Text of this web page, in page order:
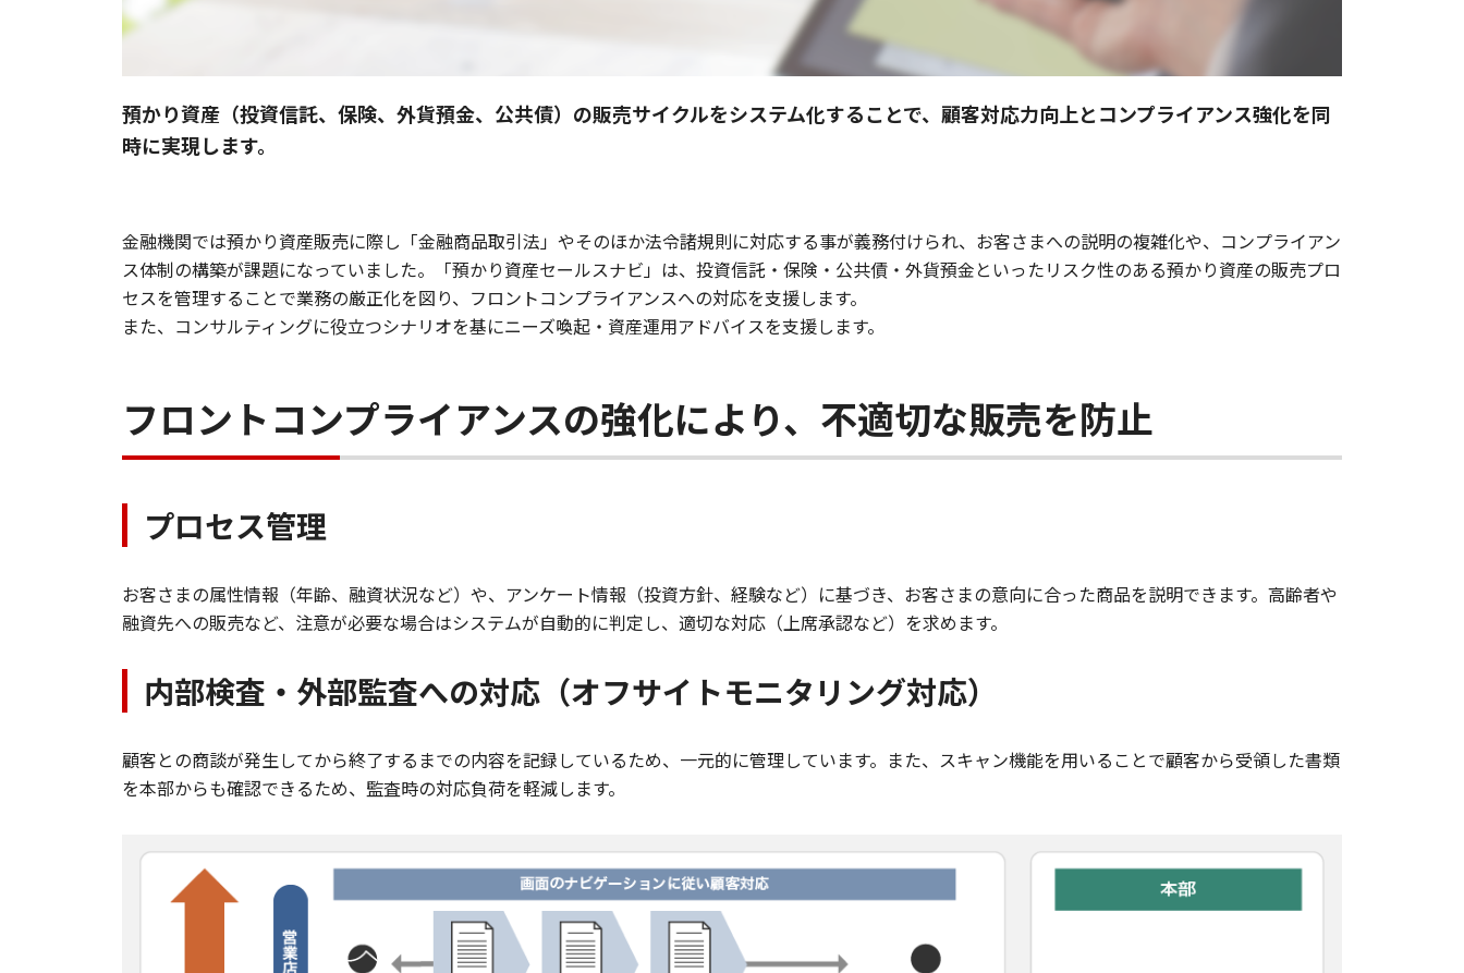
預かり資産（投資信託、保険、外貨預金、公共債）の販売サイクルをシステム化することで、顧客対応力向上とコンプライアンス強化を同
時に実現します。
金融機関では預かり資産販売に際し「金融商品取引法」やそのほか法令諸規則に対応する事が義務付けられ、お客さまへの説明の複雑化や、コンプライアン
ス体制の構築が課題になっていました。「預かり資産セールスナビ」は、投資信託・保険・公共債・外貨預金といったリスク性のある預かり資産の販売プロ
セスを管理することで業務の厳正化を図り、フロントコンプライアンスへの対応を支援します。
また、コンサルティングに役立つシナリオを基にニーズ喚起・資産運用アドバイスを支援します。
フロントコンプライアンスの強化により、不適切な販売を防止
プロセス管理
お客さまの属性情報（年齢、融資状況など）や、アンケート情報（投資方針、経験など）に基づき、お客さまの意向に合った商品を説明できます。高齢者や
融資先への販売など、注意が必要な場合はシステムが自動的に判定し、適切な対応（上席承認など）を求めます。
内部検査・外部監査への対応（オフサイトモニタリング対応）
顧客との商談が発生してから終了するまでの内容を記録しているため、一元的に管理しています。また、スキャン機能を用いることで顧客から受領した書類
を本部からも確認できるため、監査時の対応負荷を軽減します。